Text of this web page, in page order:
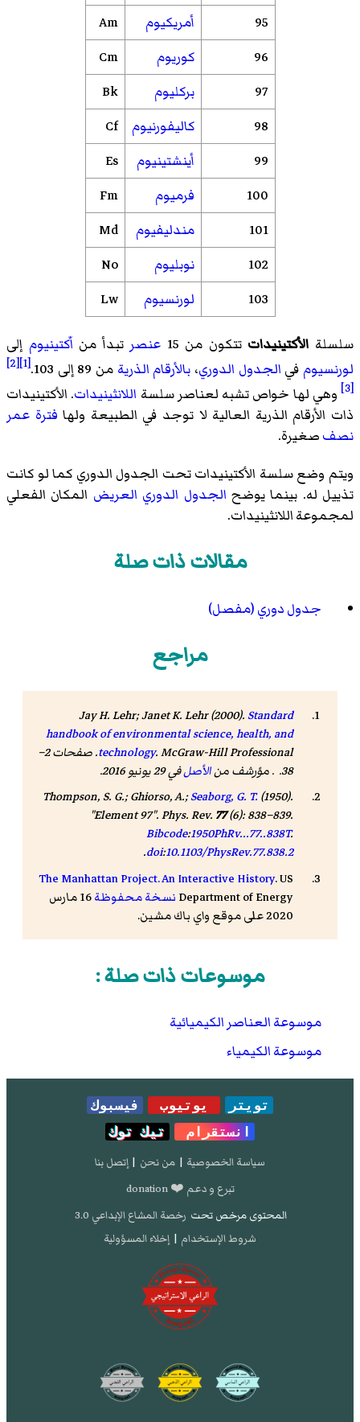
95
أمريكيوم
Am
96
كوريوم
Cm
97
بركليوم
Bk
98
كاليفورنيوم
Cf
99
أينشتينيوم
Es
100
فرميوم
Fm
101
مندليفيوم
Md
102
نوبليوم
No
103
لورنسيوم Lw
سلسلة الأكتينيدات تتكون من 15 عنصر تبدأ من اّكتينيوم إلى
لورنسيوم في الجدول الدوري، بالأرقام الذرية من 89 إلى 103. [1]
[2]
[3]
وهي لها خواص تشبه لعناصر سلسة اللانثينيدات. الأكتينيدات
ذات الأرقام الذرية العالية لا توجد في الطبيعة ولها فترة عمر
نصفصغيرة.
ويتم وضع سلسة الأكتينيدات تحت الجدول الدوري كما لو كانت
تذييل له. بينما يوضح الجدول الدوري العريض المكان الفعلي
لمجموعة اللانثينيدات.
مقالات ذات صلة
جدول دوري (مفصل)
مراجع
Jay H. Lehr; Janet K. Lehr (2000). Standard
handbook of environmental science, health, and
technology
. McGraw-Hill Professional. صفحات 2–
38. . مؤرشف من
الأصلفي 29 يونيو 2016.
Thompson, S. G.;Ghiorso, A.;Seaborg, G. T.(1950).
"Element 97".Phys. Rev. 77(6): 838–839.
Bibcode:1950PhRv...77..838T.
doi:10.1103/PhysRev.77.838.2
.
The Manhattan Project. An Interactive History. US
Department of Energy نسخة محفوظة
16 مارس
2020 على موقع واي باك مشين.
موسوعات ذات صلة :
موسوعة العناصر الكيميائية
موسوعة الكيمياء
تويتر يوتيوب
فيسبوك
انستقرام
تيك توك
سياسة الخصوصية | من نحن | إتصل بنا
تبرع و دعم ❤️ donation
المحتوى مرخص تحت رخصة المشاع الإبداعي 3.0
شروط الإستخدام | إخلاء المسؤولية